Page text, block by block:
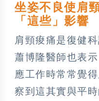
坐姿不良使肩
「這些」影響
肩頸痠痛是復健
蕭博隆醫師也表
應工作時常常覺
察到這其實與平